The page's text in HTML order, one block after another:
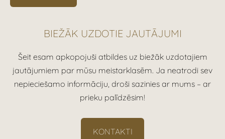
BIEŽĀK UZDOTIE JAUTĀJUMI
Šeit esam apkopojuši atbildes uz biežāk uzdotajiem
jautājumiem par mūsu meistarklasēm. Ja neatrodi sev
nepieciešamo informāciju, droši sazinies ar mums – ar
prieku palīdzēsim!
KONTAKTI